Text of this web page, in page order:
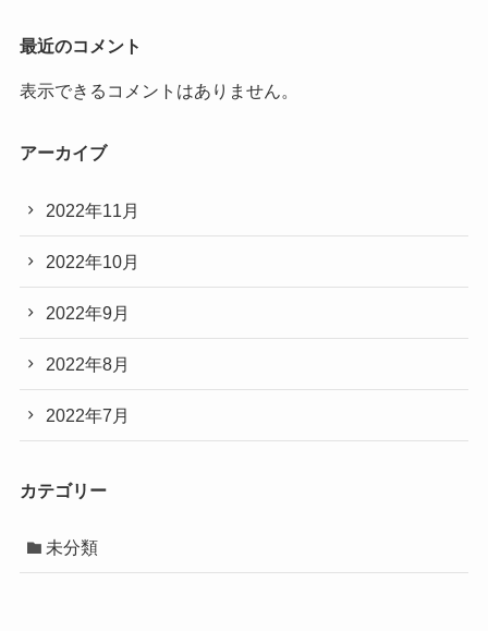
最近のコメント
表示できるコメントはありません。
アーカイブ
2022年11月
2022年10月
2022年9月
2022年8月
2022年7月
カテゴリー
未分類